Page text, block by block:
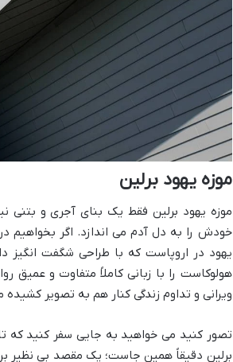
موزه یهود برلین
موزه یهود برلین فقط یک بنای آجری و
خودش را به دل آدم می اندازد. اگر بخواهیم
یهود در اروپاست که با طراحی شگفت انگیز
هولوکاست را با زبانی کاملاً متفاوت و
ویرانی و تداوم زندگی کنار هم به تصویر
تصور کنید می خواهید به جایی سفر کنید که
برلین دقیقاً همین جاست؛ یک مقصد بی نظیر